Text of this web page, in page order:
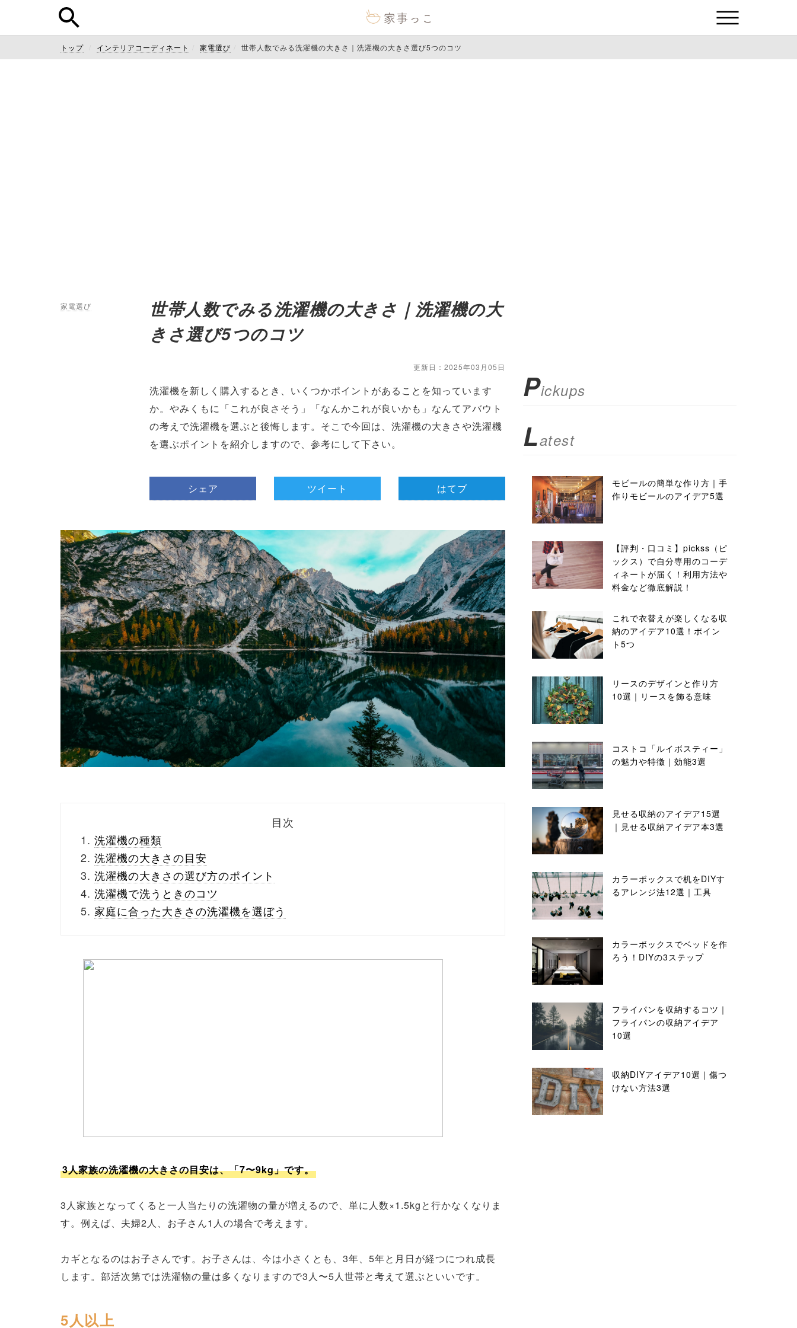
トップ インテリアコーディネート 家電選び 世帯人数でみる洗濯機の大きさ｜洗濯機の大きさ選び5つのコツ
家電選び
世帯人数でみる洗濯機の大きさ｜洗濯機の大
きさ選び5つのコツ
更新日：2025年03月05日
洗濯機を新しく購入するとき、いくつかポイントがあることを知っています
か。やみくもに「これが良さそう」「なんかこれが良いかも」なんてアバウト
の考えで洗濯機を選ぶと後悔します。そこで今回は、洗濯機の大きさや洗濯機
を選ぶポイントを紹介しますので、参考にして下さい。
シェア ツイート はてブ
目次
洗濯機の種類
洗濯機の大きさの目安
洗濯機の大きさの選び方のポイント
洗濯機で洗うときのコツ
家庭に合った大きさの洗濯機を選ぼう
3人家族の洗濯機の大きさの目安は、「7〜9kg」です。
3人家族となってくると一人当たりの洗濯物の量が増えるので、単に人数×1.5kgと行かなくなりま
す。例えば、夫婦2人、お子さん1人の場合で考えます。
カギとなるのはお子さんです。お子さんは、今は小さくとも、3年、5年と月日が経つにつれ成長
します。部活次第では洗濯物の量は多くなりますので3人〜5人世帯と考えて選ぶといいです。
5人以上
Pickups
Latest
モビールの簡単な作り方｜手
作りモビールのアイデア5選
【評判・口コミ】pickss（ピ
ックス）で自分専用のコーデ
ィネートが届く！利用方法や
料金など徹底解説！
これで衣替えが楽しくなる収
納のアイデア10選！ポイン
ト5つ
リースのデザインと作り方
10選｜リースを飾る意味
コストコ「ルイボスティー」
の魅力や特徴｜効能3選
見せる収納のアイデア15選
｜見せる収納アイデア本3選
カラーボックスで机をDIYす
るアレンジ法12選｜工具
カラーボックスでベッドを作
ろう！DIYの3ステップ
フライパンを収納するコツ｜
フライパンの収納アイデア
10選
収納DIYアイデア10選｜傷つ
けない方法3選